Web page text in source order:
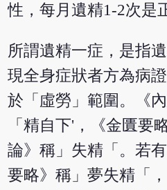
性，每月遺精1-2次是
所謂遺精一症，是指
現全身症狀者方為病
於「虛勞」範圍。《
「精自下'，《金匱要
論》稱」失精「。若
要略》稱」夢失精「